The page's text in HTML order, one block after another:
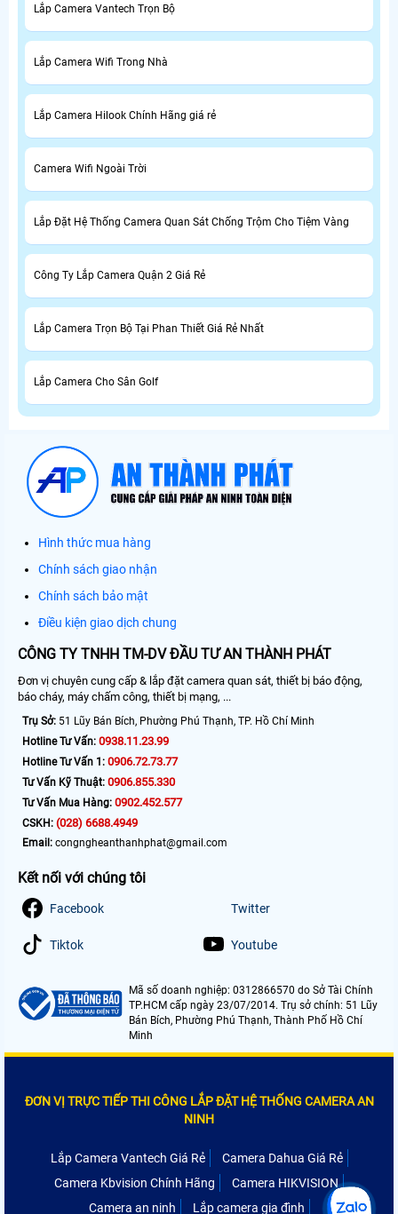
Lắp Camera Vantech Trọn Bộ
Lắp Camera Wifi Trong Nhà
Lắp Camera Hilook Chính Hãng giá rẻ
Camera Wifi Ngoài Trời
Lắp Đặt Hệ Thống Camera Quan Sát Chống Trộm Cho Tiệm Vàng
Công Ty Lắp Camera Quận 2 Giá Rẻ
Lắp Camera Trọn Bộ Tại Phan Thiết Giá Rẻ Nhất
Lắp Camera Cho Sân Golf
Hình thức mua hàng
Chính sách giao nhận
Chính sách bảo mật
Điều kiện giao dịch chung
CÔNG TY TNHH TM-DV ĐẦU TƯ AN THÀNH PHÁT
Đơn vị chuyên cung cấp & lắp đặt camera quan sát, thiết bị báo động,
báo cháy, máy chấm công, thiết bị mạng, ...
Trụ Sở: 51 Lũy Bán Bích, Phường Phú Thạnh, TP. Hồ Chí Minh
Hotline Tư Vấn: 0938.11.23.99
Hotline Tư Vấn 1: 0906.72.73.77
Tư Vấn Kỹ Thuật: 0906.855.330
Tư Vấn Mua Hàng: 0902.452.577
CSKH: (028) 6688.4949
Email: congngheanthanhphat@gmail.com
Kết nối với chúng tôi
Facebook Twitter
Tiktok Youtube
Mã số doanh nghiệp: 0312866570 do Sở Tài Chính
TP.HCM cấp ngày 23/07/2014. Trụ sở chính: 51 Lũy
Bán Bích, Phường Phú Thạnh, Thành Phố Hồ Chí
Minh
ĐƠN VỊ TRỰC TIẾP THI CÔNG LẮP ĐẶT HỆ THỐNG CAMERA AN
NINH
Lắp Camera Vantech Giá Rẻ
Camera Dahua Giá Rẻ
Camera Kbvision Chính Hãng
Camera HIKVISION
Camera an ninh
Lắp camera gia đình